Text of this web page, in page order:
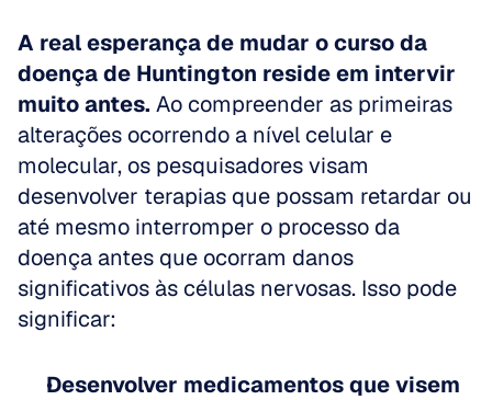
A real esperança de mudar o curso da
doença de Huntington reside em intervir
muito antes. Ao compreender as primeiras
alterações ocorrendo a nível celular e
molecular, os pesquisadores visam
desenvolver terapias que possam retardar ou
até mesmo interromper o processo da
doença antes que ocorram danos
significativos às células nervosas. Isso pode
significar:
Desenvolver medicamentos que visem